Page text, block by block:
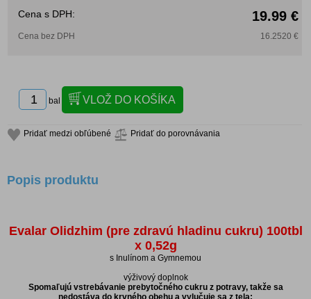
Cena s DPH: 19.99 €
Cena bez DPH 16.2520 €
bal
Pridať medzi obľúbené Pridať do porovnávania
Popis produktu
Evalar Olidzhim (pre zdravú hladinu cukru) 100tbl
x 0,52g
s Inulínom a Gymnemou
výživový doplnok
Spomaľujú vstrebávanie prebytočného cukru z potravy, takže sa
nedostáva do krvného obehu a vylučuje sa z tela;